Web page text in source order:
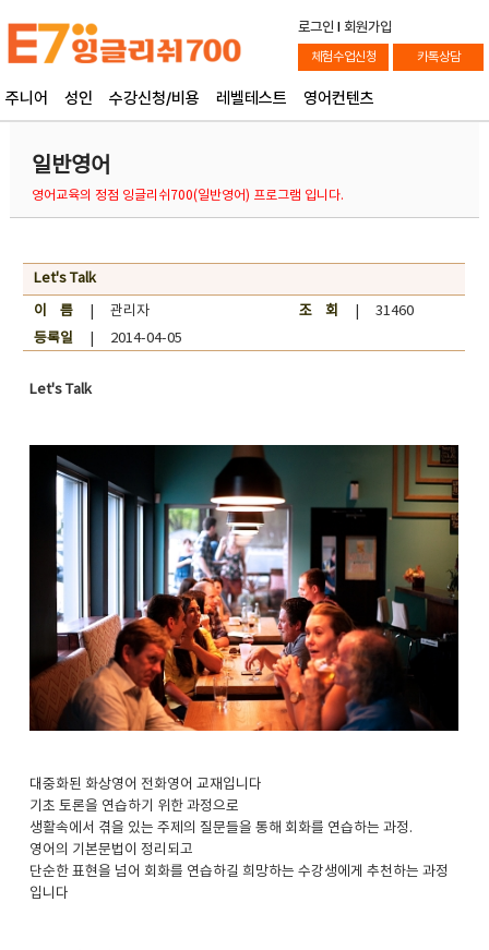
로그인 l 회원가입
체험수업신청 카톡상담
주니어 성인 수강신청/비용 레벨테스트 영어컨텐츠
일반영어
영어교육의 정점 잉글리쉬700(일반영어) 프로그램 입니다.
Let's Talk
이 름| 관리자 조 회
| 31460
등록일| 2014-04-05
Let's Talk
대중화된 화상영어 전화영어 교재입니다
기초 토론을 연습하기 위한 과정으로
생활속에서 겪을 있는 주제의 질문들을 통해 회화를 연습하는 과정.
영어의 기본문법이 정리되고
단순한 표현을 넘어 회화를 연습하길 희망하는 수강생에게 추천하는 과정
입니다